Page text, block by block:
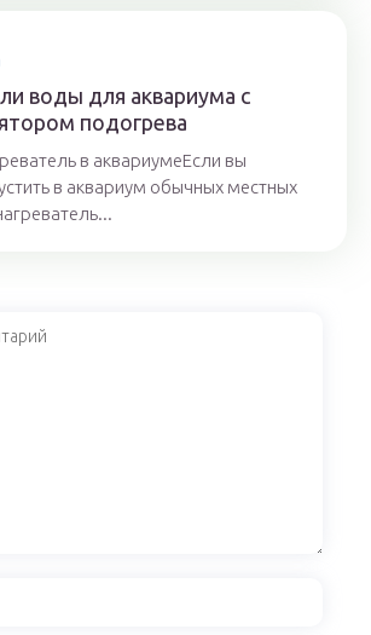
воды для аквариума с
подогрева
в аквариумеЕсли вы
в аквариум обычных местных